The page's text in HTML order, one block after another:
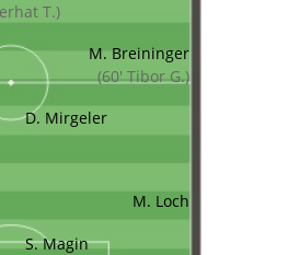
T.)
M. Breininger
(60' Tibor G.)
D. Mirgeler
M. Loch
S. Magin